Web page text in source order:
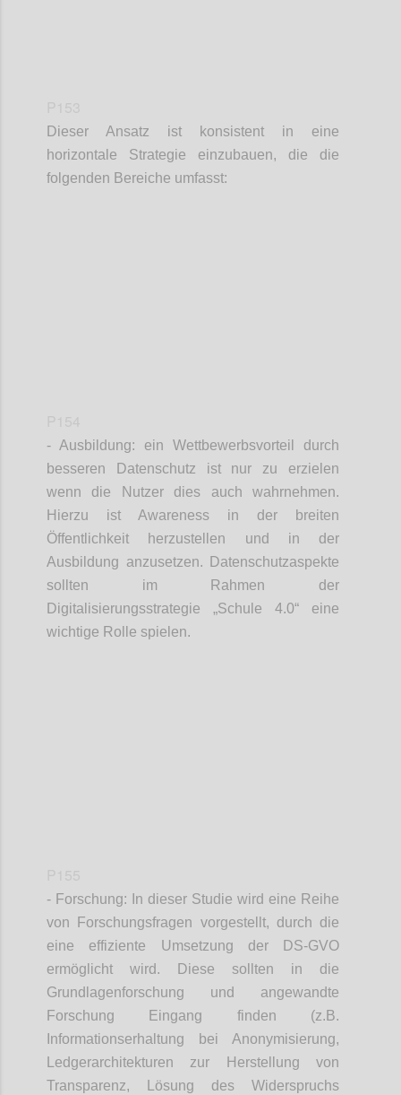
Dieser Ansatz ist konsistent in eine
horizontale Strategie einzubauen, die die
folgenden Bereiche umfasst:
- Ausbildung: ein Wettbewerbsvorteil durch
besseren Datenschutz ist nur zu erzielen
wenn die Nutzer dies auch wahrnehmen.
Hierzu ist Awareness in der breiten
Öffentlichkeit herzustellen und in der
Ausbildung anzusetzen. Datenschutzaspekte
sollten im Rahmen der
Digitalisierungsstrategie „Schule 4.0“ eine
wichtige Rolle spielen.
- Forschung: In dieser Studie wird eine Reihe
von Forschungsfragen vorgestellt, durch die
eine effiziente Umsetzung der DS-GVO
ermöglicht wird. Diese sollten in die
Grundlagenforschung und angewandte
Forschung Eingang finden (z.B.
Informationserhaltung bei Anonymisierung,
Ledgerarchitekturen zur Herstellung von
Transparenz, Lösung des Widerspruchs